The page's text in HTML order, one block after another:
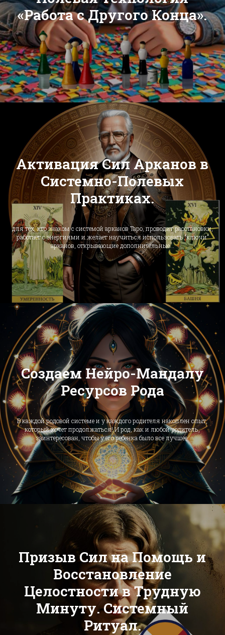
«Работа с Другого Конца».
Активация Сил Арканов в
Системно-Полевых
Практиках.
для тех, кто знаком с системой арканов Таро, проводит расстановки,
работает с энергиями и желает научиться использовать “ключи”
арканов, открывающие дополнительные...
Создаем Нейро-Мандалу
Ресурсов Рода
В каждой родовой системе и у каждого родителя накоплен опыт,
который хочет продолжаться! И род, как и любой родитель,
заинтересован, чтобы у его ребенка было все лучшее.
Призыв Сил на Помощь и
Восстановление
Целостности в Трудную
Минуту. Системный
Ритуал.